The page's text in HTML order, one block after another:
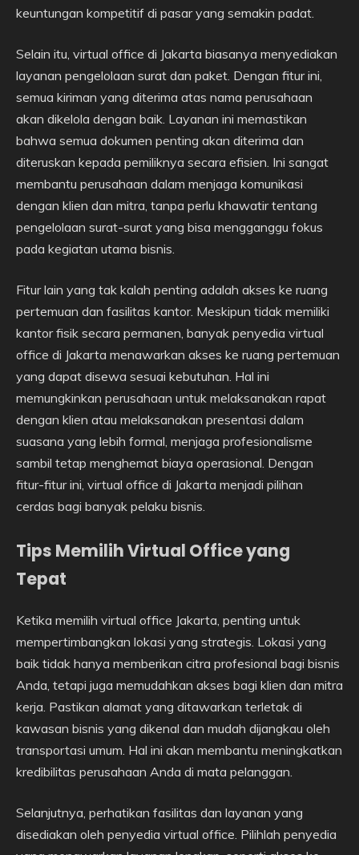
keuntungan kompetitif di pasar yang semakin padat.
Selain itu, virtual office di Jakarta biasanya menyediakan
layanan pengelolaan surat dan paket. Dengan fitur ini,
semua kiriman yang diterima atas nama perusahaan
akan dikelola dengan baik. Layanan ini memastikan
bahwa semua dokumen penting akan diterima dan
diteruskan kepada pemiliknya secara efisien. Ini sangat
membantu perusahaan dalam menjaga komunikasi
dengan klien dan mitra, tanpa perlu khawatir tentang
pengelolaan surat-surat yang bisa mengganggu fokus
pada kegiatan utama bisnis.
Fitur lain yang tak kalah penting adalah akses ke ruang
pertemuan dan fasilitas kantor. Meskipun tidak memiliki
kantor fisik secara permanen, banyak penyedia virtual
office di Jakarta menawarkan akses ke ruang pertemuan
yang dapat disewa sesuai kebutuhan. Hal ini
memungkinkan perusahaan untuk melaksanakan rapat
dengan klien atau melaksanakan presentasi dalam
suasana yang lebih formal, menjaga profesionalisme
sambil tetap menghemat biaya operasional. Dengan
fitur-fitur ini, virtual office di Jakarta menjadi pilihan
cerdas bagi banyak pelaku bisnis.
Tips Memilih Virtual Office yang
Tepat
Ketika memilih virtual office Jakarta, penting untuk
mempertimbangkan lokasi yang strategis. Lokasi yang
baik tidak hanya memberikan citra profesional bagi bisnis
Anda, tetapi juga memudahkan akses bagi klien dan mitra
kerja. Pastikan alamat yang ditawarkan terletak di
kawasan bisnis yang dikenal dan mudah dijangkau oleh
transportasi umum. Hal ini akan membantu meningkatkan
kredibilitas perusahaan Anda di mata pelanggan.
Selanjutnya, perhatikan fasilitas dan layanan yang
disediakan oleh penyedia virtual office. Pilihlah penyedia